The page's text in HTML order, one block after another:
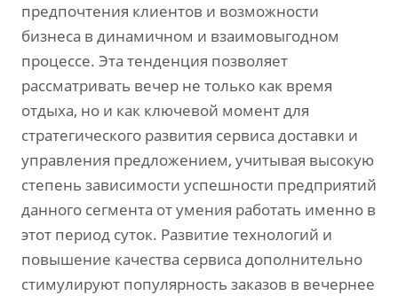
предпочтения клиентов и возможности
бизнеса в динамичном и взаимовыгодном
процессе. Эта тенденция позволяет
рассматривать вечер не только как время
отдыха, но и как ключевой момент для
стратегического развития сервиса доставки и
управления предложением, учитывая высокую
степень зависимости успешности предприятий
данного сегмента от умения работать именно в
этот период суток. Развитие технологий и
повышение качества сервиса дополнительно
стимулируют популярность заказов в вечернее